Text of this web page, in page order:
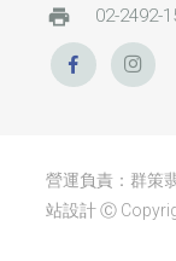
print 02-2492-
營運負責：群策
站設計 Ⓒ